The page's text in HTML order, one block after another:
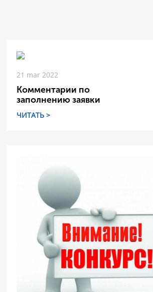
21 mar 2022
Комментарии по
заполнению заявки
ЧИТАТЬ >